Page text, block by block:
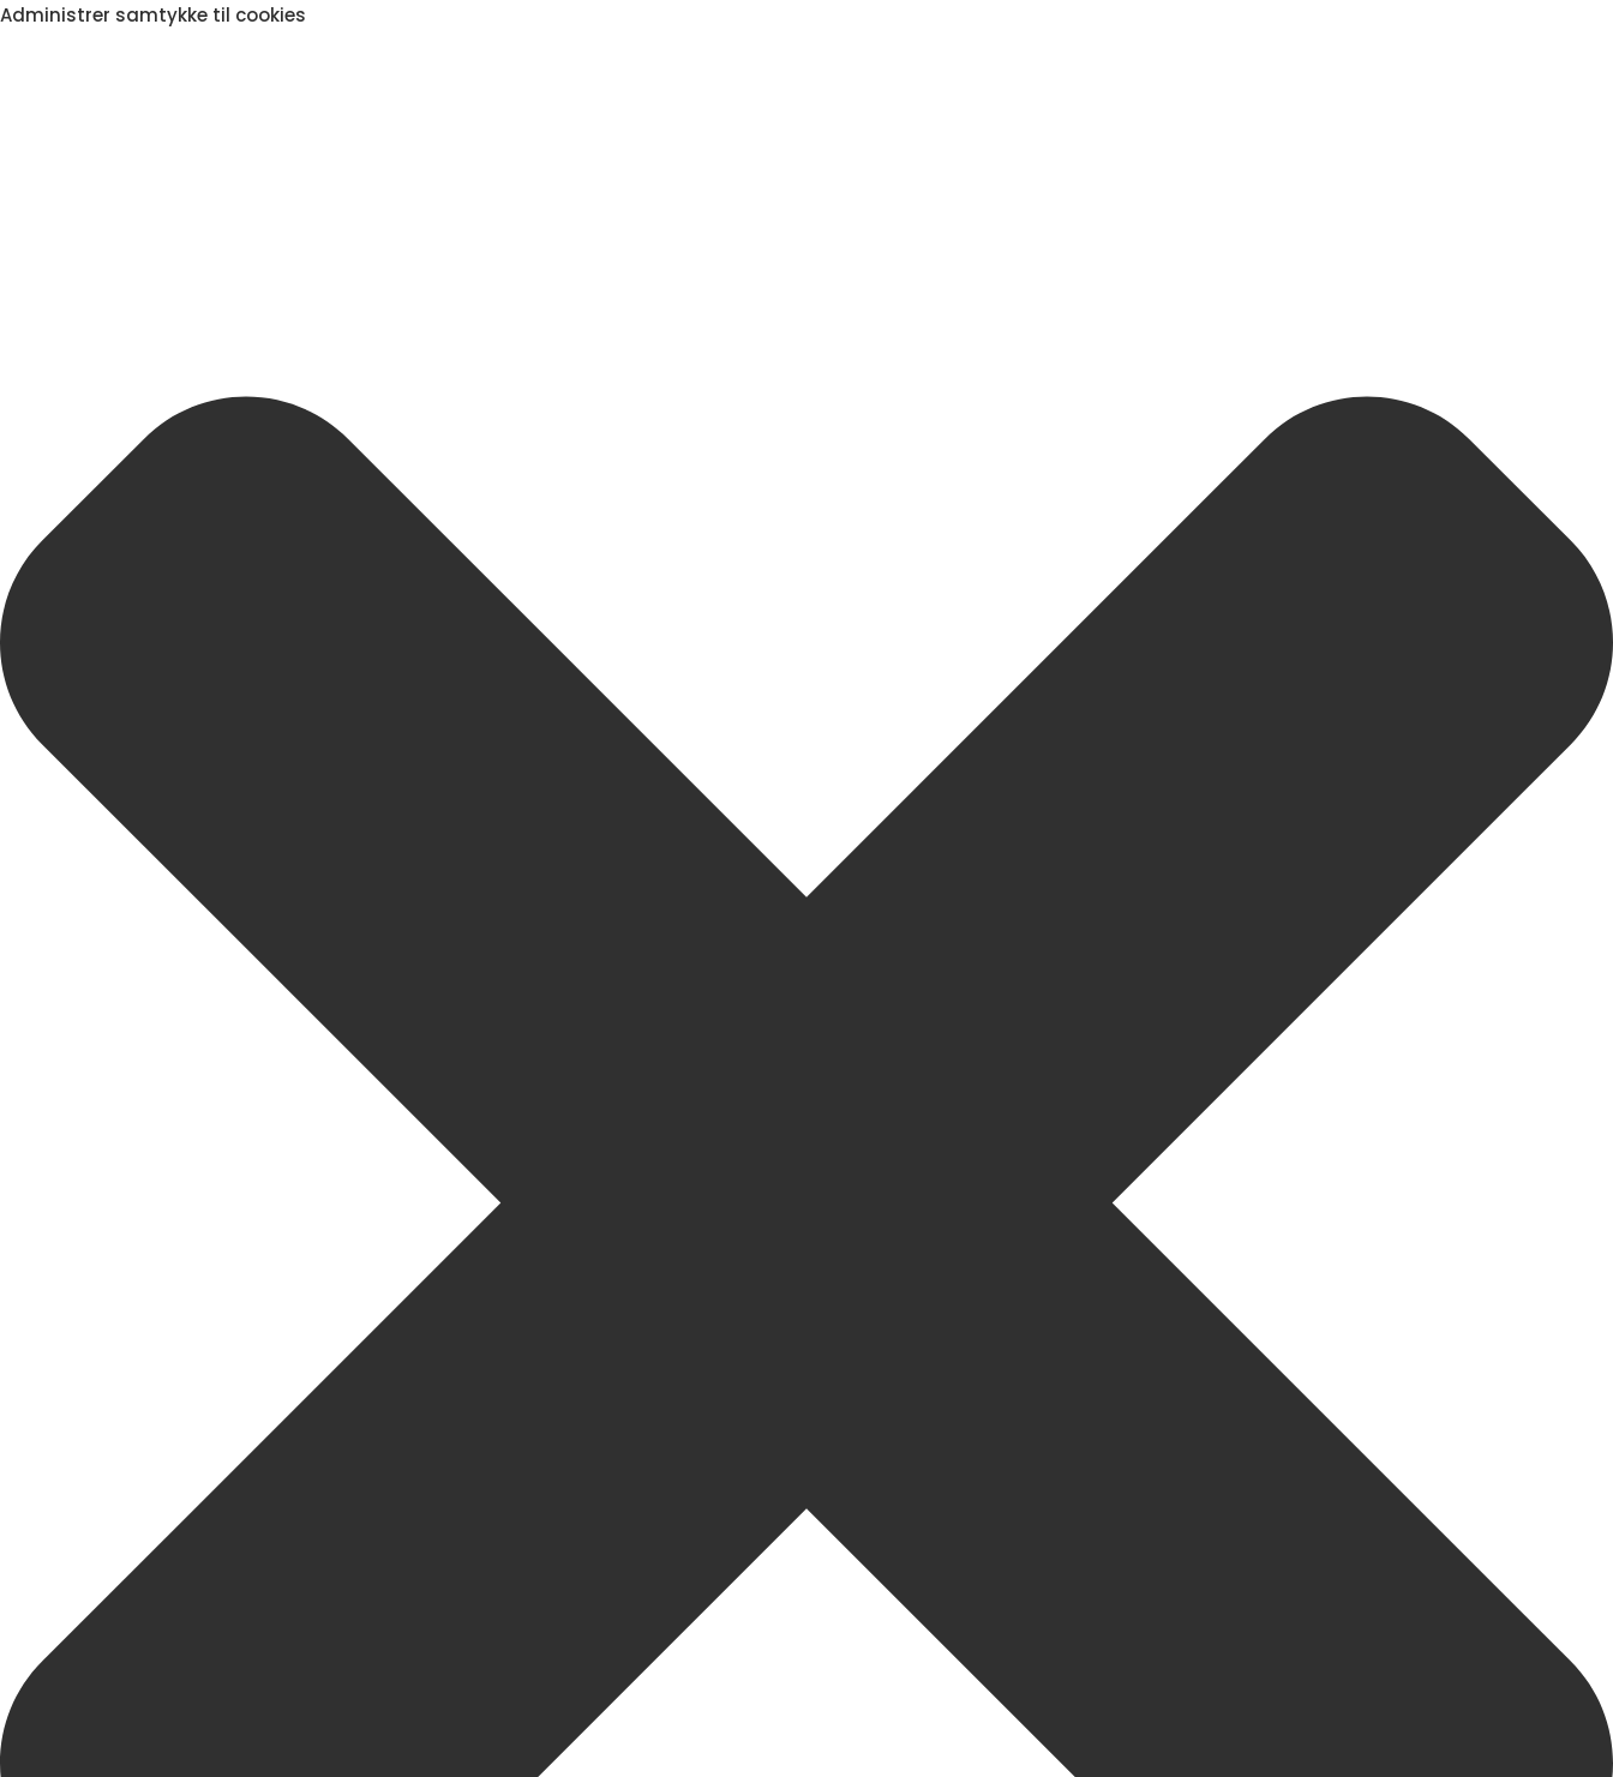
Administrer samtykke til cookies